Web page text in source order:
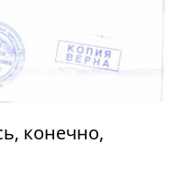
конечно,